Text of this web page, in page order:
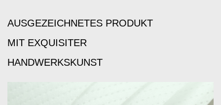
AUSGEZEICHNETES PRODUKT
MIT EXQUISITER
HANDWERKSKUNST